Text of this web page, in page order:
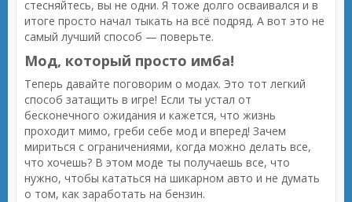
стесняйтесь, вы не одни. Я тоже долго осваивался и в
итоге просто начал тыкать на всё подряд. А вот это не
самый лучший способ — поверьте.
Мод, который просто имба!
Теперь давайте поговорим о модах. Это тот легкий
способ затащить в игре! Если ты устал от
бесконечного ожидания и кажется, что жизнь
проходит мимо, греби себе мод и вперед! Зачем
мириться с ограничениями, когда можно делать все,
что хочешь? В этом моде ты получаешь все, что
нужно, чтобы кататься на шикарном авто и не думать
о том, как заработать на бензин.